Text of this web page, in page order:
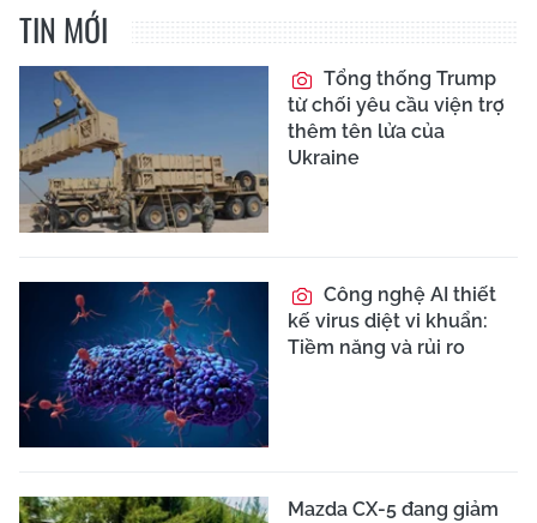
TIN MỚI
Tổng thống Trump
từ chối yêu cầu viện trợ
thêm tên lửa của
Ukraine
Công nghệ AI thiết
kế virus diệt vi khuẩn:
Tiềm năng và rủi ro
Mazda CX-5 đang giảm